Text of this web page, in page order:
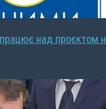
над проєктом